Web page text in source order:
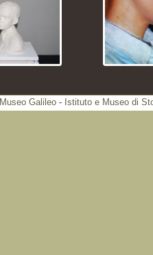
Museo Galileo - Istituto e Museo di